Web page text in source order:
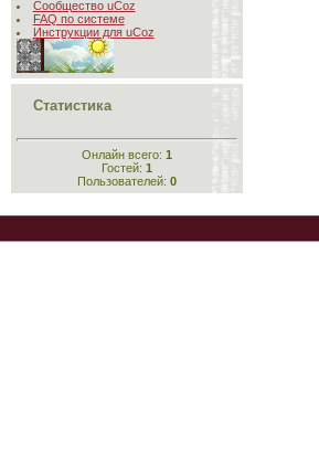
Сообщество uCoz
FAQ по системе
Инструкции для uCoz
Статистика
Онлайн всего: 1
Гостей: 1
Пользователей: 0